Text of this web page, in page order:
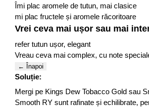
Îmi plac aromele de tutun, mai clasice
mi plac fructele și aromele răcoritoare
Vrei ceva mai ușor sau mai
refer tutun ușor, elegant
Vreau ceva mai complex, cu note
← Înapoi
Soluție:
Mergi pe Kings Dew Tobacco Gold sau
Smooth RY sunt rafinate și echilibrate,